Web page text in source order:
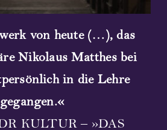
von heute (…), das
Nikolaus Matthes bei
in die Lehre
gegangen.«
KULTUR–»DAS